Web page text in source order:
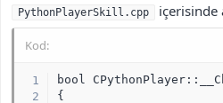
PythonPlayerSkill.cpp içerisinde
Kod:
bool
{